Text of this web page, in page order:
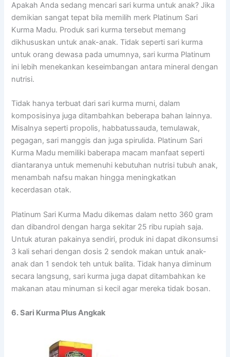
Apakah Anda sedang mencari sari kurma untuk anak? Jika
demikian sangat tepat bila memilih merk Platinum Sari
Kurma Madu. Produk sari kurma tersebut memang
dikhususkan untuk anak-anak. Tidak seperti sari kurma
untuk orang dewasa pada umumnya, sari kurma Platinum
ini lebih menekankan keseimbangan antara mineral dengan
nutrisi.
Tidak hanya terbuat dari sari kurma murni, dalam
komposisinya juga ditambahkan beberapa bahan lainnya.
Misalnya seperti propolis, habbatussauda, temulawak,
pegagan, sari manggis dan juga spirulida. Platinum Sari
Kurma Madu memiliki baberapa macam manfaat seperti
diantaranya untuk memenuhi kebutuhan nutrisi tubuh anak,
menambah nafsu makan hingga meningkatkan
kecerdasan otak.
Platinum Sari Kurma Madu dikemas dalam netto 360 gram
dan dibandrol dengan harga sekitar 25 ribu rupiah saja.
Untuk aturan pakainya sendiri, produk ini dapat dikonsumsi
3 kali sehari dengan dosis 2 sendok makan untuk anak-
anak dan 1 sendok teh untuk balita. Tidak hanya diminum
secara langsung, sari kurma juga dapat ditambahkan ke
makanan atau minuman si kecil agar mereka tidak bosan.
6. Sari Kurma Plus Angkak